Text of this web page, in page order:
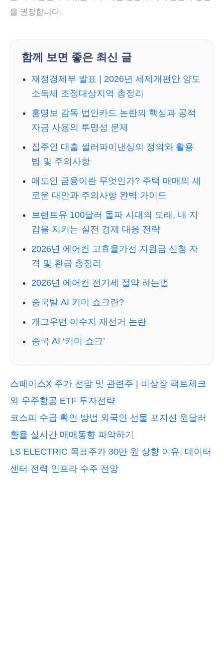
을 권장합니다.
함께 보면 좋은 최신 글
재정경제부 발표 | 2026년 세제개편안 양도
소득세 조정대상지역 총정리
홍명보 감독 법인카드 논란의 핵심과 공적
자금 사용의 투명성 문제
집주인 대출 셀러파이낸싱의 정의와 활용
법 및 주의사항
매도인 금융이란 무엇인가? 주택 매매의 새
로운 대안과 주의사항 완벽 가이드
브렌트유 100달러 돌파 시대의 도래, 내 지
갑을 지키는 실전 경제 대응 전략
2026년 에어컨 고효율가전 지원금 신청 자
격 및 환급 총정리
2026년 에어컨 전기세 절약 하는법
중국발 AI 키미 쇼크란?
개그우먼 이수지 재선거 논란
중국 AI ‘키미 쇼크’
스페이스X 주가 전망 및 관련주 | 비상장 팩트체크
와 우주항공 ETF 투자전략
코스피 수급 확인 방법 외국인 선물 포지션 원달러
환율 실시간 매매동향 파악하기
LS ELECTRIC 목표주가 30만 원 상향 이유, 데이터
센터 전력 인프라 수주 전망